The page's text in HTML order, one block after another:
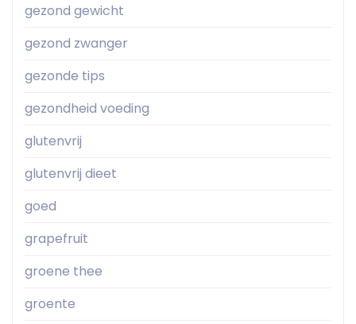
gezond gewicht
gezond zwanger
gezonde tips
gezondheid voeding
glutenvrij
glutenvrij dieet
goed
grapefruit
groene thee
groente